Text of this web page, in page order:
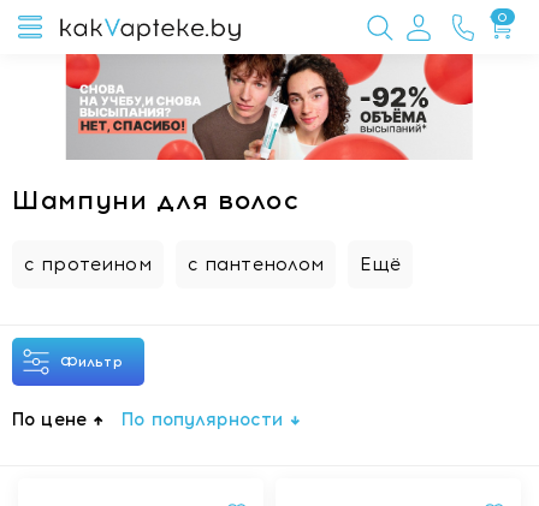
0
Шампуни для волос
с протеином с пантенолом Ещё
Фильтр
По цене По популярности